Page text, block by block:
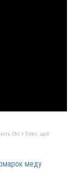
Ctrl + Enter, щоб
меду